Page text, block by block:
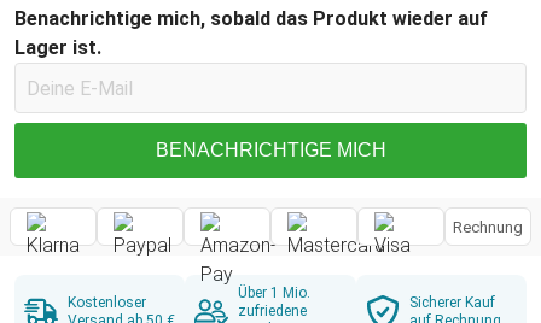
Benachrichtige mich, sobald das Produkt wieder auf
Lager ist.
BENACHRICHTIGE MICH
Rechnung
Kostenloser
Über 1 Mio.
zufriedene
Sicherer Kauf